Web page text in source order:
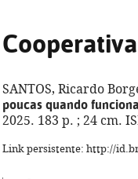
SANTOS, Ricardo
poucas quando
2025. 183 p. ; 24 cm.
Link persistente: http://